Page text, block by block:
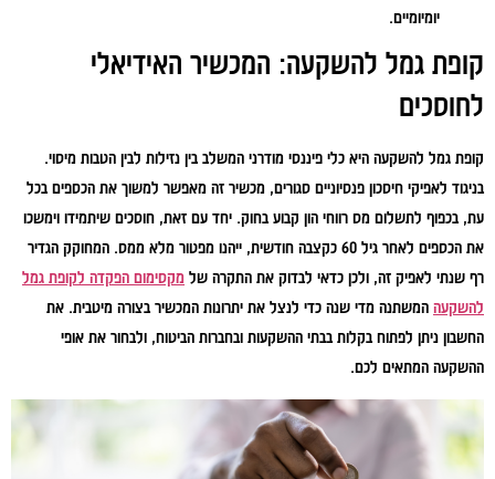
יומיומיים.
קופת גמל להשקעה: המכשיר האידיאלי
לחוסכים
קופת גמל להשקעה היא כלי פיננסי מודרני המשלב בין נזילות לבין הטבות מיסוי.
בניגוד לאפיקי חיסכון פנסיוניים סגורים, מכשיר זה מאפשר למשוך את הכספים בכל
עת, בכפוף לתשלום מס רווחי הון קבוע בחוק. יחד עם זאת, חוסכים שיתמידו וימשכו
את הכספים לאחר גיל 60 כקצבה חודשית, ייהנו מפטור מלא ממס. המחוקק הגדיר
רף שנתי לאפיק זה, ולכן כדאי לבדוק את התקרה של מקסימום הפקדה לקופת גמל
להשקעה המשתנה מדי שנה כדי לנצל את יתרונות המכשיר בצורה מיטבית. את
החשבון ניתן לפתוח בקלות בבתי ההשקעות ובחברות הביטוח, ולבחור את אופי
ההשקעה המתאים לכם.